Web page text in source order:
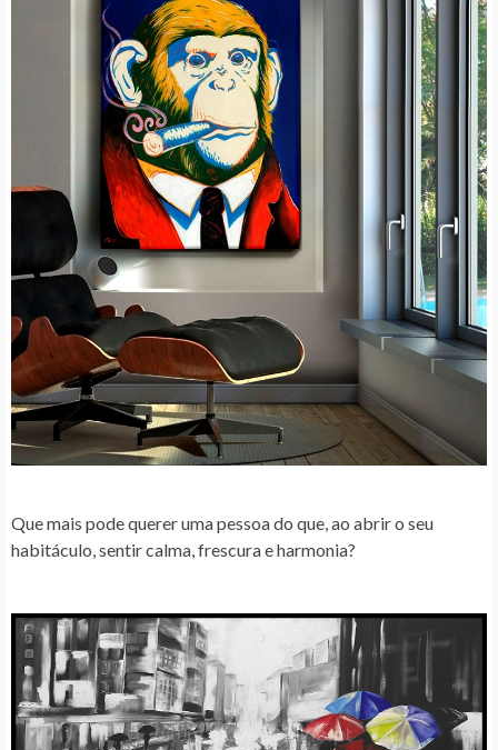
Que mais pode querer uma pessoa do que, ao abrir o seu
habitáculo, sentir calma, frescura e harmonia?